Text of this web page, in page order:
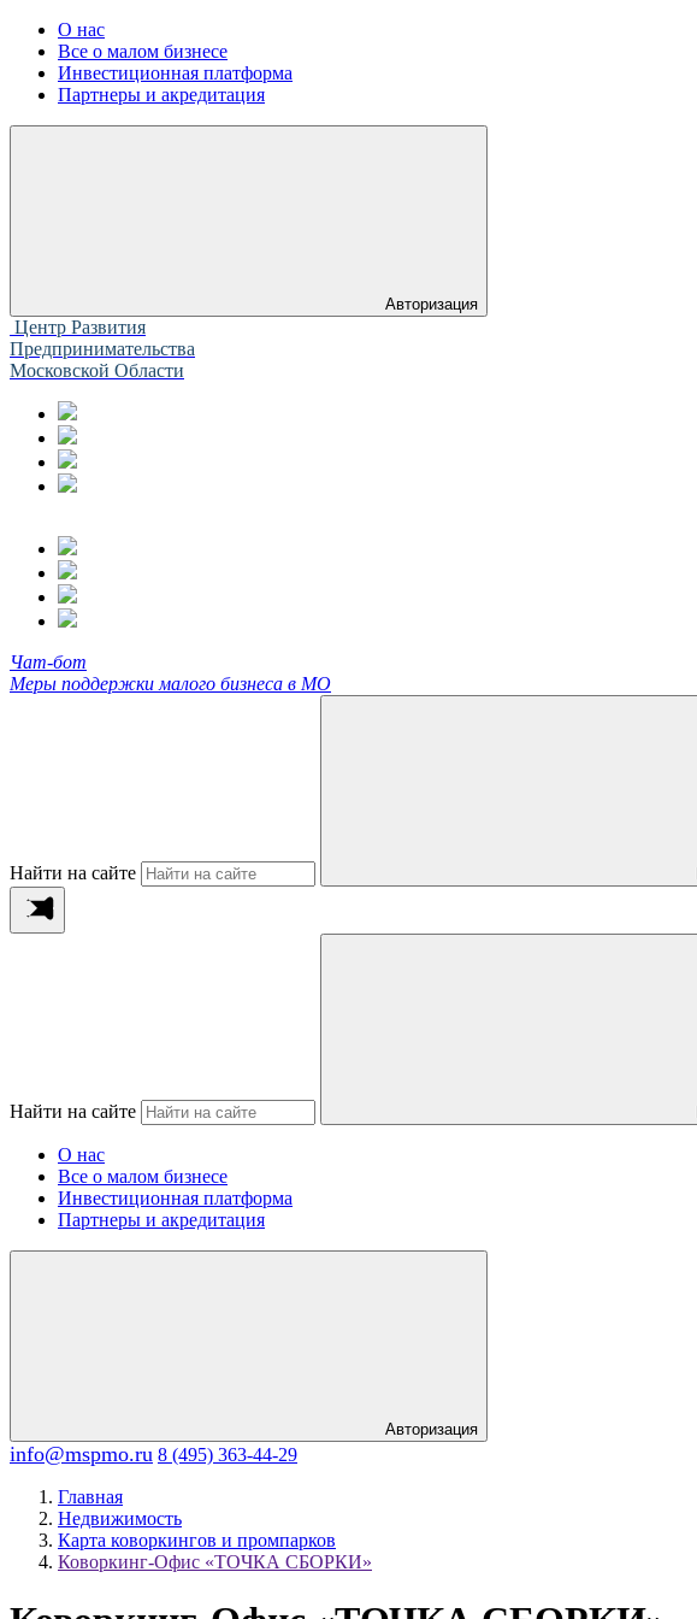
О нас
Все о малом бизнесе
Инвестиционная платформа
Партнеры и акредитация
Авторизация
Центр Развития
Предпринимательства
Московской Области
Чат-бот
Меры поддержки малого бизнеса в МО
Найти на сайте
Найти на сайте
О нас
Все о малом бизнесе
Инвестиционная платформа
Партнеры и акредитация
Авторизация
info@mspmo.ru 8 (495) 363-44-29
Главная
Недвижимость
Карта коворкингов и промпарков
Коворкинг-Офис «ТОЧКА СБОРКИ»